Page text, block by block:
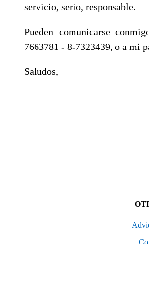
servicio, serio, responsable.
Pueden comunicarse
7663781 - 8-7323439, o a mi
Saludos,